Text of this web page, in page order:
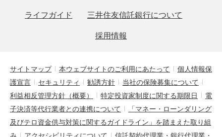
ライフガイド
三井住友信託銀行について
採用情報
サイトマップ 本ウェブサイトのご利用にあたって
個人情報保
護宣言
セキュリティ 勧誘方針
当社の保険募集について
利益相反管理方針（概要）
特定投資家制度に関する期限日
電
子決済等代行業者との連携について
「マネー・ローンダリング
及びテロ資金供与対策に関するガイドライン」を踏まえた取り組
み
アクセシビリティについて 信託契約代理業・銀行代理業・